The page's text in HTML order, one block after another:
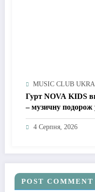
MUSIC CLUB
Гурт NOVA KIDS
– музичну подорож
2010-ті
4 Серпня, 2026
POST COMMENT